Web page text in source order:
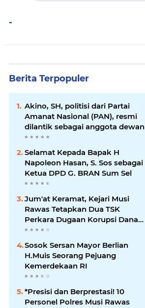
-
Berita Terpopuler
Akino, SH, politisi dari Partai
Amanat Nasional (PAN), resmi
dilantik sebagai anggota dewan
Selamat Kepada Bapak H
Napoleon Hasan, S. Sos sebagai
Ketua DPD G. BRAN Sum Sel
Jum'at Keramat, Kejari Musi
Rawas Tetapkan Dua TSK
Perkara Dugaan Korupsi Dana
Peremajaan PSR
Sosok Sersan Mayor Berlian
H.Muis Seorang Pejuang
Kemerdekaan RI
*Presisi dan Berprestasi! 10
Personel Polres Musi Rawas